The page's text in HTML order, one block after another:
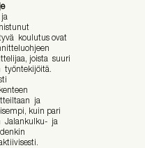
koulutus ovat
joista suuri
ja
kuin pari
Jalankulku- ja